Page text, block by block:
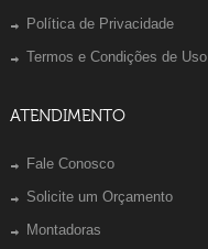
Política de Privacidade
Termos e Condições de Uso
ATENDIMENTO
Fale Conosco
Solicite um Orçamento
Montadoras